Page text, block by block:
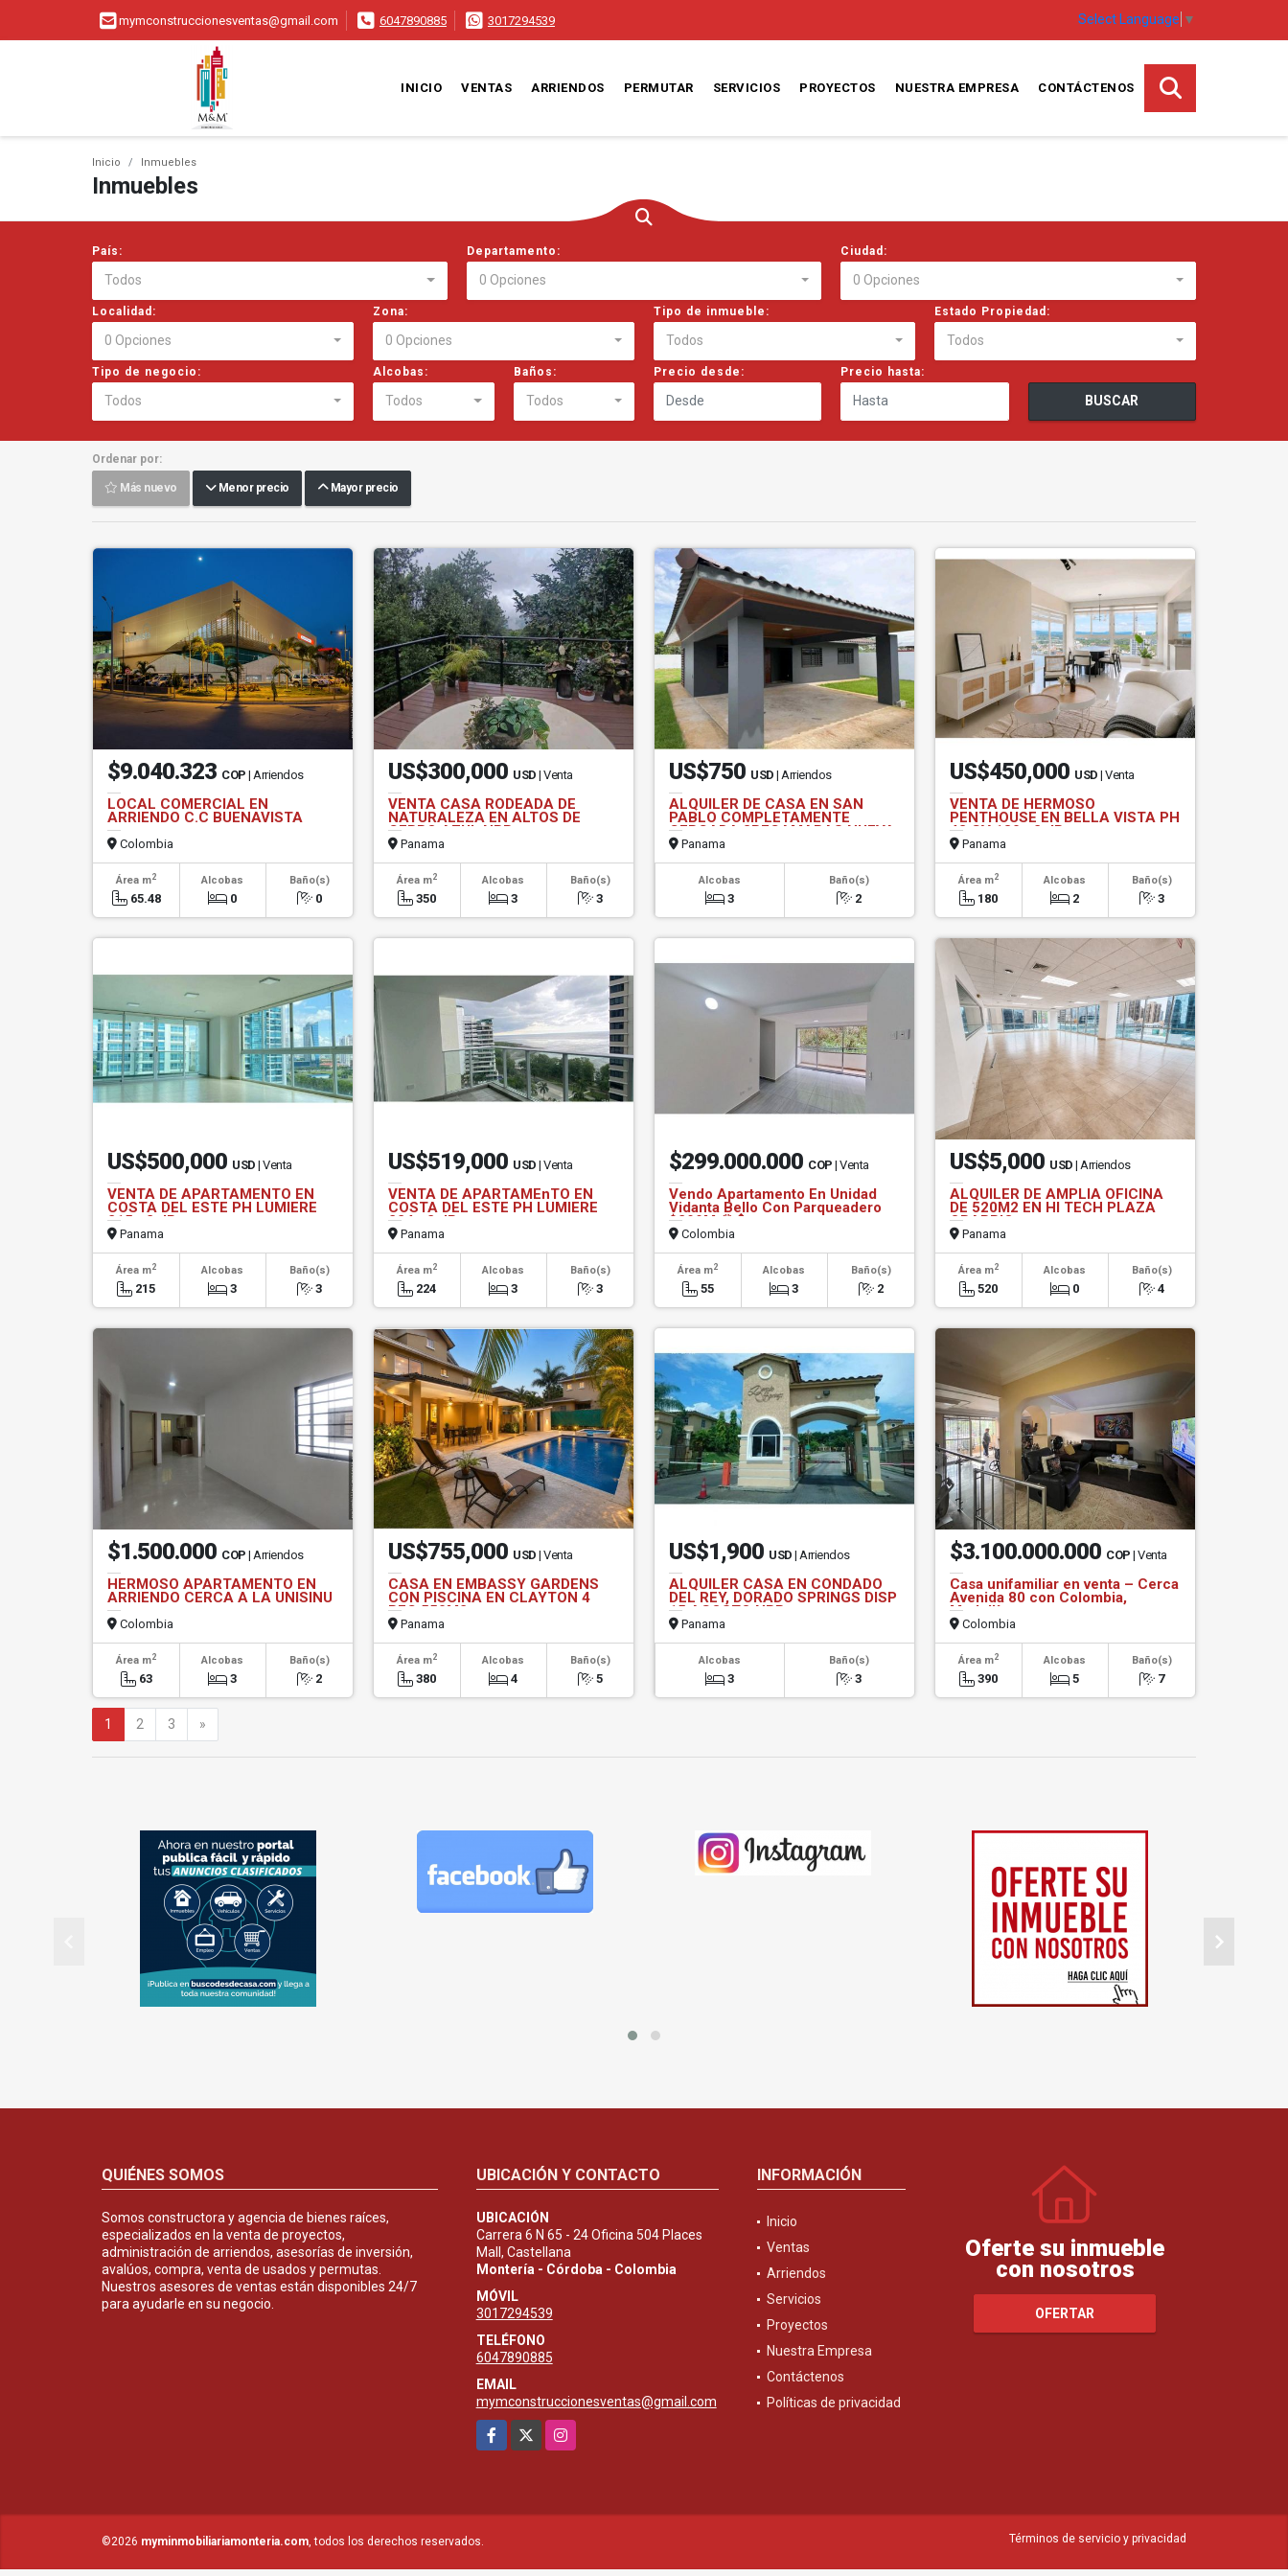
mymconstruccionesventas@gmail.com 6047890885 3017294539 Select Language ▼
INICIO VENTAS ARRIENDOS PERMUTAR SERVICIOS PROYECTOS NUESTRA EMPRESA CONTÁCTENOS
Inicio Inmuebles
Inmuebles
País:
Todos
Departamento:
0 Opciones
Ciudad:
0 Opciones
Localidad:
0 Opciones
Zona:
0 Opciones
Tipo de inmueble:
Todos
Estado Propiedad:
Todos
Tipo de negocio:
Todos
Alcobas:
Todos
Baños:
Todos
Precio desde: Precio hasta:
BUSCAR
Ordenar por:
Más nuevo Menor precio Mayor precio
$9.040.323 COP | Arriendos
LOCAL COMERCIAL EN
ARRIENDO C.C BUENAVISTA
Colombia
Área m2
65.48
Alcobas
0
Baño(s)
0
US$300,000 USD | Venta
VENTA CASA RODEADA DE
NATURALEZA EN ALTOS DE
CERRO AZUL NRR
Panama
Área m2
350
Alcobas
3
Baño(s)
3
US$750 USD | Arriendos
ALQUILER DE CASA EN SAN
PABLO COMPLETAMENTE
CERCADA 3RECAMARAS NUEVA
Panama
Alcobas
3
Baño(s)
2
US$450,000 USD | Venta
VENTA DE HERMOSO
PENTHOUSE EN BELLA VISTA PH
43 GV 180m2 JP
Panama
Área m2
180
Alcobas
2
Baño(s)
3
US$500,000 USD | Venta
VENTA DE APARTAMENTO EN
COSTA DEL ESTE PH LUMIERE
215m2 JP
Panama
Área m2
215
Alcobas
3
Baño(s)
3
US$519,000 USD | Venta
VENTA DE APARTAMEnTO EN
COSTA DEL ESTE PH LUMIERE
224m2 JP
Panama
Área m2
224
Alcobas
3
Baño(s)
3
$299.000.000 COP | Venta
Vendo Apartamento En Unidad
Vidanta Bello Con Parqueadero
$299M 🌅🔷
Colombia
Área m2
55
Alcobas
3
Baño(s)
2
US$5,000 USD | Arriendos
ALQUILER DE AMPLIA OFICINA
DE 520M2 EN HI TECH PLAZA
OBARRIO
Panama
Área m2
520
Alcobas
0
Baño(s)
4
$1.500.000 COP | Arriendos
HERMOSO APARTAMENTO EN
ARRIENDO CERCA A LA UNISINU
Colombia
Área m2
63
Alcobas
3
Baño(s)
2
US$755,000 USD | Venta
CASA EN EMBASSY GARDENS
CON PISCINA EN CLAYTON 4
REC 550M2
Panama
Área m2
380
Alcobas
4
Baño(s)
5
US$1,900 USD | Arriendos
ALQUILER CASA EN CONDADO
DEL REY, DORADO SPRINGS DISP
15 AGOSTO NRR
Panama
Alcobas
3
Baño(s)
3
$3.100.000.000 COP | Venta
Casa unifamiliar en venta – Cerca
Avenida 80 con Colombia,
Medellín
Colombia
Área m2
390
Alcobas
5
Baño(s)
7
1 2 3 »
QUIÉNES SOMOS
Somos constructora y agencia de bienes raíces,
especializados en la venta de proyectos,
administración de arriendos, asesorías de inversión,
avalúos, compra, venta de usados y permutas.
Nuestros asesores de ventas están disponibles 24/7
para ayudarle en su negocio.
UBICACIÓN Y CONTACTO
UBICACIÓN
Carrera 6 N 65 - 24 Oficina 504 Places
Mall, Castellana
Montería - Córdoba - Colombia
MÓVIL
3017294539
TELÉFONO
6047890885
EMAIL
mymconstruccionesventas@gmail.com
Facebook
Instagram
INFORMACIÓN
Inicio
Ventas
Arriendos
Servicios
Proyectos
Nuestra Empresa
Contáctenos
Políticas de privacidad
Oferte su inmueble
con nosotros
OFERTAR
©2026 myminmobiliariamonteria.com, todos los derechos reservados. Términos de servicio y privacidad